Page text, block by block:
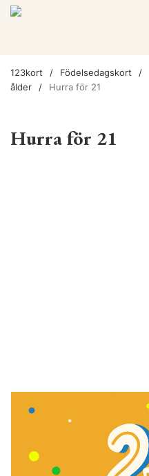
123kort Födelsedagskort
ålder
Hurra för 21
Hurra för 21